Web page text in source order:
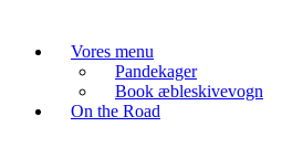
Vores menu
Pandekager
Book æbleskivevogn
On the Road